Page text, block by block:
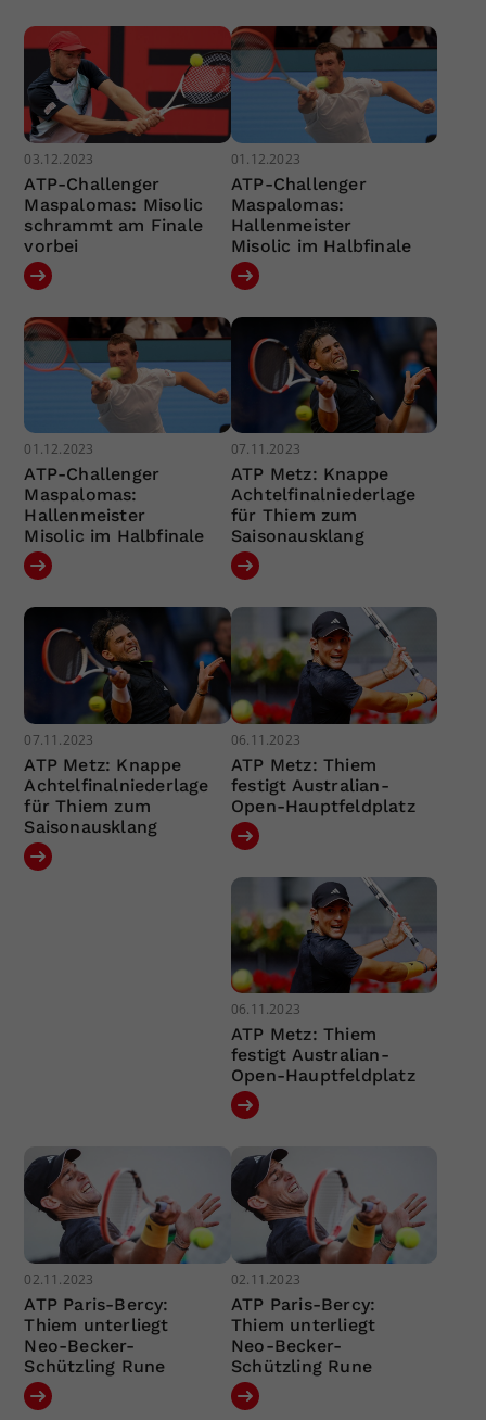
03.12.2023
ATP-Challenger
Maspalomas: Misolic
schrammt am Finale
vorbei
01.12.2023
ATP-Challenger
Maspalomas:
Hallenmeister
Misolic im Halbfinale
01.12.2023
ATP-Challenger
Maspalomas:
Hallenmeister
Misolic im Halbfinale
07.11.2023
ATP Metz: Knappe
Achtelfinalniederlage
für Thiem zum
Saisonausklang
07.11.2023
ATP Metz: Knappe
Achtelfinalniederlage
für Thiem zum
Saisonausklang
06.11.2023
ATP Metz: Thiem
festigt Australian-
Open-Hauptfeldplatz
06.11.2023
ATP Metz: Thiem
festigt Australian-
Open-Hauptfeldplatz
02.11.2023
ATP Paris-Bercy:
Thiem unterliegt
Neo-Becker-
Schützling Rune
02.11.2023
ATP Paris-Bercy:
Thiem unterliegt
Neo-Becker-
Schützling Rune